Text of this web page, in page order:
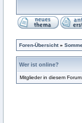
Foren-Übersicht»
Wer ist online?
Mitglieder in diesem